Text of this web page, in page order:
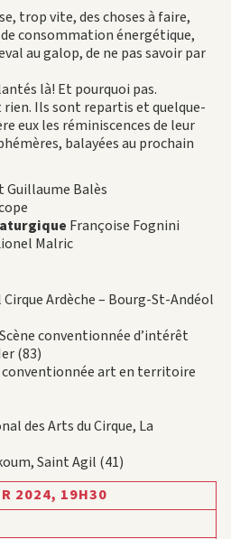
trop vite, des choses à faire,
consommation énergétique,
au galop, de ne pas savoir par
là! Et pourquoi pas.
rien. Ils sont repartis et quelque-
eux les réminiscences de leur
balayées au prochain
Guillaume Balès
Françoise Fognini
Malric
Ardèche – Bourg-St-Andéol
conventionnée d’intérêt
(83)
conventionnée art en territoire
des Arts du Cirque, La
Saint Agil (41)
2024, 19H30